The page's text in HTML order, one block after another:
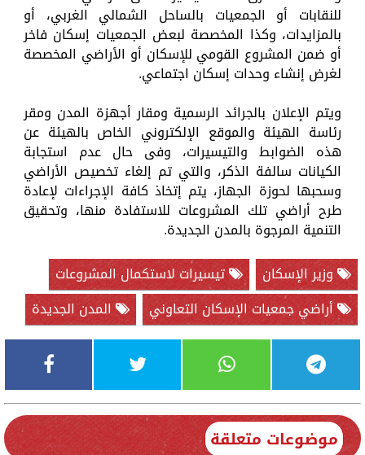
للنقابات أو الجمعيات بالساحل الشمالي الغربي، أو
بالمزايدات، وكذا المخصصة لبعض الجمعيات إسكان فاخر
أو ضمن المشروع القومي للإسكان أو الأراضي المخصصة
لغرض إنشاء وحدات إسكان اجتماعي.
ويتم الإعلان بالجرائد الرسمية ومقار أجهزة المدن ومقر
رئاسة الهيئة والموقع الإلكتروني الخاص بالهيئة عن
هذه الضوابط والتيسيرات، وفى حال عدم استجابة
الكيانات سالفة الذكر، والتي تم إلغاء تخصيص الأراضي
وسحبها لحوزة الجهاز، يتم إتخاذ كافة الإجراءات لإعادة
طرح أراضي تلك المشروعات للاستفادة منها، وتحقيق
التنمية المرجوة بالمدن الجديدة.
وزير الإسكان
تيسيرات لاستكمال المشروعات
أراضي جمعيات الإسكان التعاوني
المدن الجديدة
موضوعات متعلقة